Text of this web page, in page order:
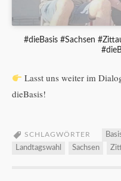
#dieBasis #Sachsen
Lasst uns weiter im
dieBasis!
SCHLAGWÖRTER
Landtagswahl
Sachsen